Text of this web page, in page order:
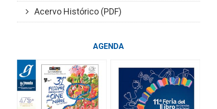
Acervo Histórico (PDF)
AGENDA